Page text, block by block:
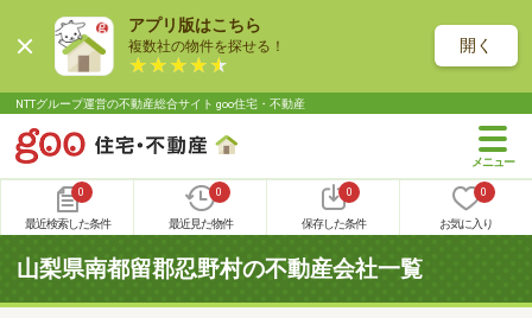
アプリ版はこちら
複数社の物件を探せる！ 開く
NTTグループ運営の不動産総合サイト goo住宅・不動産
0
最近検索した条件
0
最近見た物件
0
保存した条件
0
お気に入り
山梨県南都留郡忍野村の不動産会社一覧